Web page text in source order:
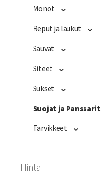
Monot
Reput ja laukut
Sauvat
Siteet
Sukset
Suojat ja Panssarit
Tarvikkeet
Hinta